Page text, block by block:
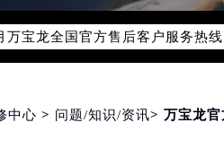
万宝龙全国官方售后客户服务热
全国统一服务热线400-006-0073
万宝龙售后服务中心最新网点地
区东长安街1号东方广场写字楼
中心 > 问题/知识/资讯> 万宝龙官